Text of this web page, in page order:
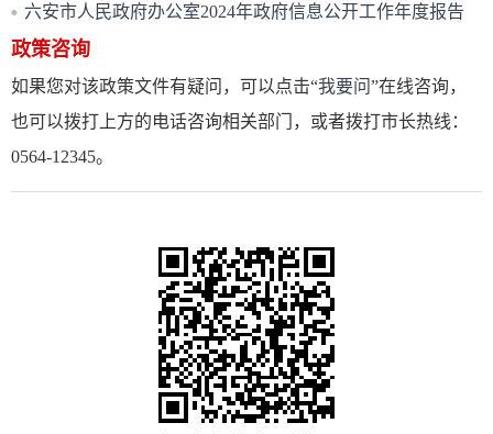
六安市人民政府办公室2024年政府信息公开工作年度报告
政策咨询
如果您对该政策文件有疑问，可以点击“我要问”在线咨询，
也可以拨打上方的电话咨询相关部门，或者拨打市长热线：
0564-12345。